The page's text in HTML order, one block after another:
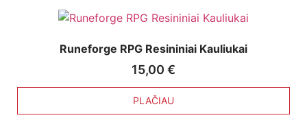
Runeforge RPG Resininiai Kauliukai
15,00 €
PLAČIAU